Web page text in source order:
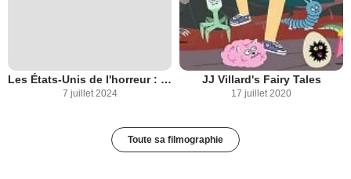
Les États-Unis de l'horreur : Chapitre 1
7 juillet 2024
JJ Villard's Fairy Tales
17 juillet 2020
Toute sa filmographie